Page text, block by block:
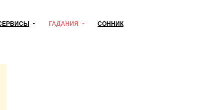
ГАДАНИЯ СОННИК